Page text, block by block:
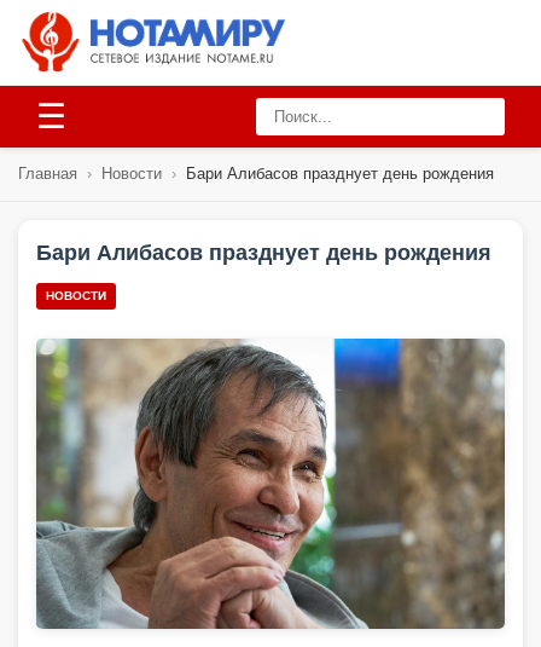
☰
Главная › Новости › Бари Алибасов празднует день рождения
Бари Алибасов празднует день рождения
НОВОСТИ